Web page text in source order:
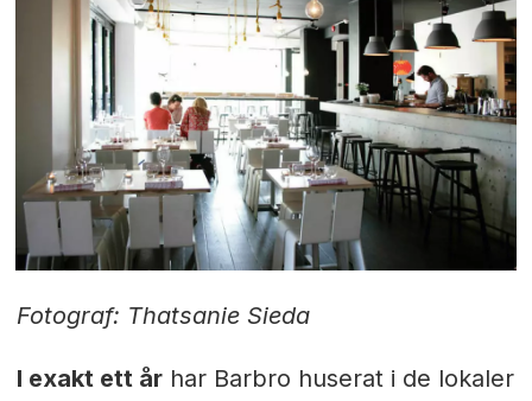
Fotograf: Thatsanie Sieda
I exakt ett århar Barbro huserat i de lokaler